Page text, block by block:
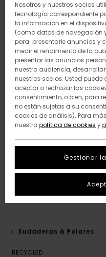
Sudaderas & Polares
RECYCLED
Nosotros y nuestros socios
tecnología correspondiente
la información en el
(como datos de navegación
para: presentarle anuncios y
medir el rendimiento de la
presentar las anuncios
nuestra audiencia,
nuestros socios. Usted
aceptar o rechazar las
consentimiento, o bien, para
no están sujetas a su
cookies de análisis). Para
nuestra política de cookies y
Gestionar